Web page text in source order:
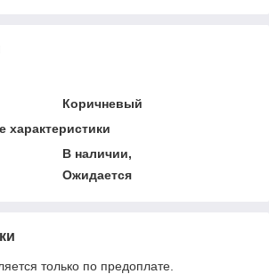
Коричневый
характеристики
В наличии,
Ожидается
только по предоплате.